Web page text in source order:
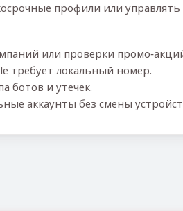
профили или
или проверки
требует локальный номер.
ботов и утечек.
аккаунты без смены